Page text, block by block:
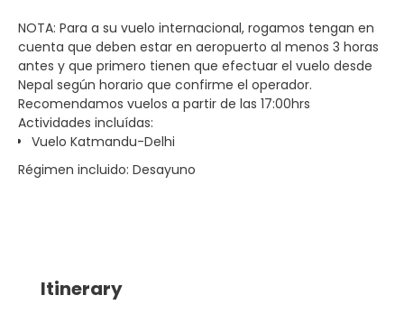
NOTA: Para a su vuelo internacional, rogamos tengan en
cuenta que deben estar en aeropuerto al menos 3 horas
antes y que primero tienen que efectuar el vuelo desde
Nepal según horario que confirme el operador.
Recomendamos vuelos a partir de las 17:00hrs
Actividades incluídas:
Vuelo Katmandu-Delhi
Régimen incluido: Desayuno
Itinerary